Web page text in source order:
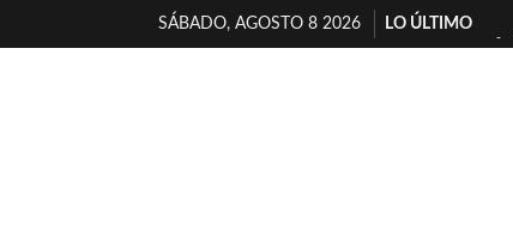
SÁBADO, AGOSTO 8 2026
LO ÚLTIMO